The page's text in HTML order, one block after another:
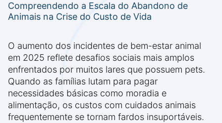
Compreendendo a Escala do Abandono de
Animais na Crise do Custo de Vida
O aumento dos incidentes de bem-estar animal
em 2025 reflete desafios sociais mais amplos
enfrentados por muitos lares que possuem pets.
Quando as famílias lutam para pagar
necessidades básicas como moradia e
alimentação, os custos com cuidados animais
frequentemente se tornam fardos insuportáveis.